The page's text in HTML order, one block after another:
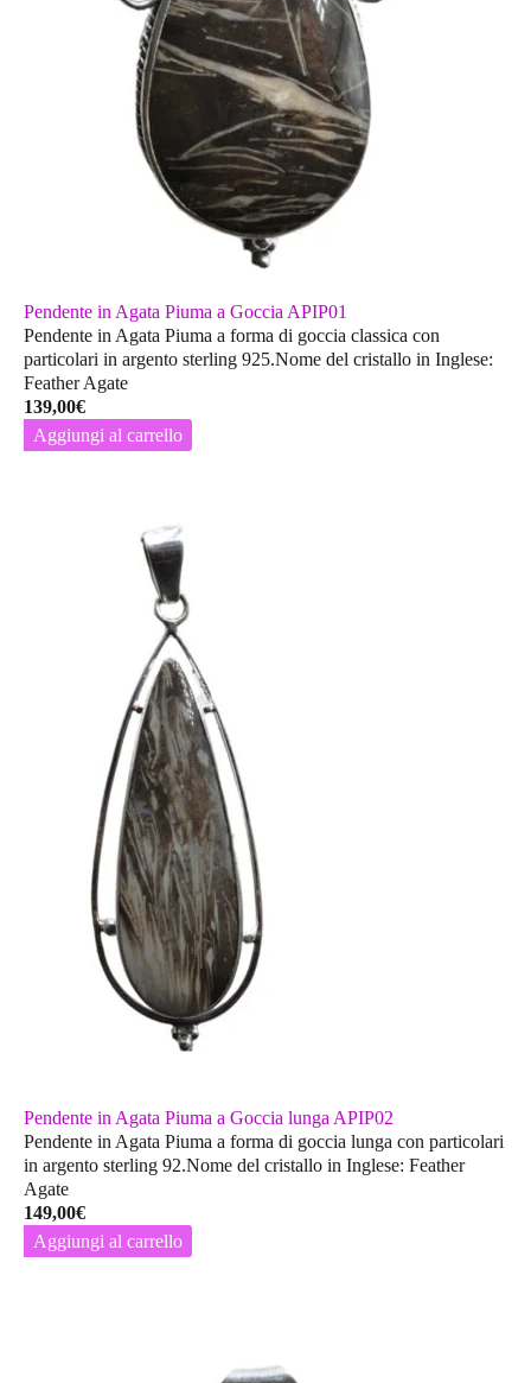
Pendente in Agata Piuma a Goccia APIP01
Pendente in Agata Piuma a forma di goccia classica con
particolari in argento sterling 925.Nome del cristallo in Inglese:
Feather Agate
139,00€
Aggiungi al carrello
Pendente in Agata Piuma a Goccia lunga APIP02
Pendente in Agata Piuma a forma di goccia lunga con particolari
in argento sterling 92.Nome del cristallo in Inglese: Feather
Agate
149,00€
Aggiungi al carrello